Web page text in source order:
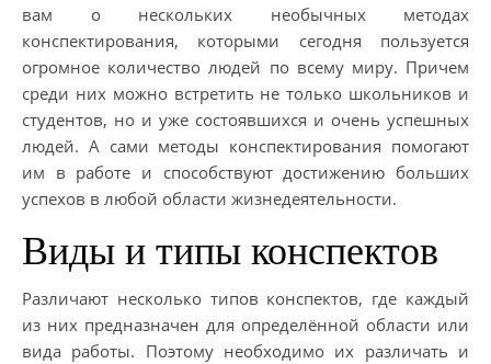
вам о нескольких необычных методах
конспектирования, которыми сегодня пользуется
огромное количество людей по всему миру. Причем
среди них можно встретить не только школьников и
студентов, но и уже состоявшихся и очень успешных
людей. А сами методы конспектирования помогают
им в работе и способствуют достижению больших
успехов в любой области жизнедеятельности.
Виды и типы конспектов
Различают несколько типов конспектов, где каждый
из них предназначен для определённой области или
вида работы. Поэтому необходимо их различать и